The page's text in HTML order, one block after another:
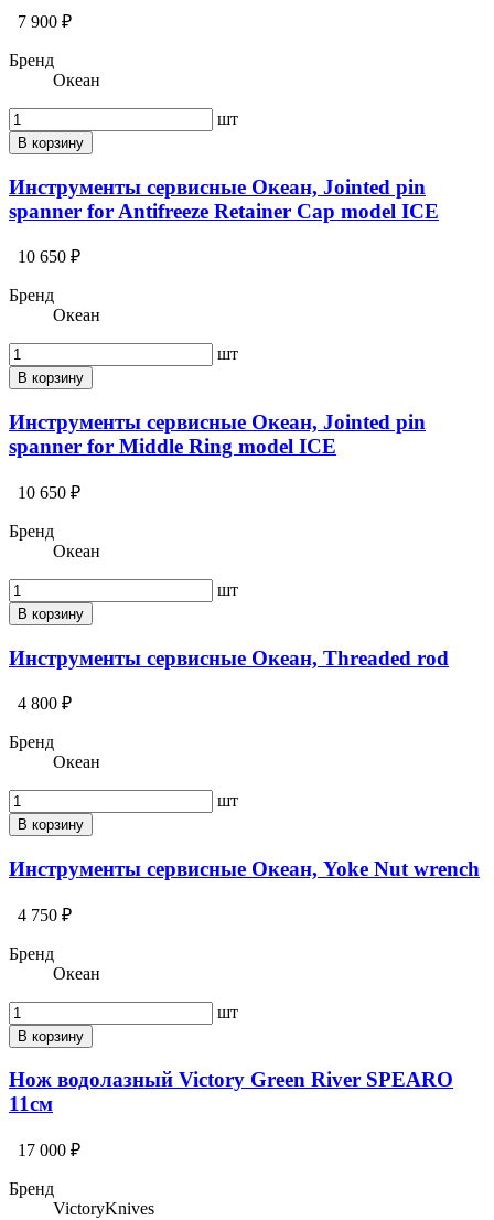
7 900 ₽
Бренд
Океан
шт
В корзину
Инструменты сервисные Океан, Jointed pin
spanner for Antifreeze Retainer Cap model ICE
10 650 ₽
Бренд
Океан
шт
В корзину
Инструменты сервисные Океан, Jointed pin
spanner for Middle Ring model ICE
10 650 ₽
Бренд
Океан
шт
В корзину
Инструменты сервисные Океан, Threaded rod
4 800 ₽
Бренд
Океан
шт
В корзину
Инструменты сервисные Океан, Yoke Nut wrench
4 750 ₽
Бренд
Океан
шт
В корзину
Нож водолазный Victory Green River SPEARO
11см
17 000 ₽
Бренд
VictoryKnives